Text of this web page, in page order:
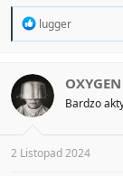
R
t
i
o
s
:
lugger
Bardzo
2 Listopad 2024